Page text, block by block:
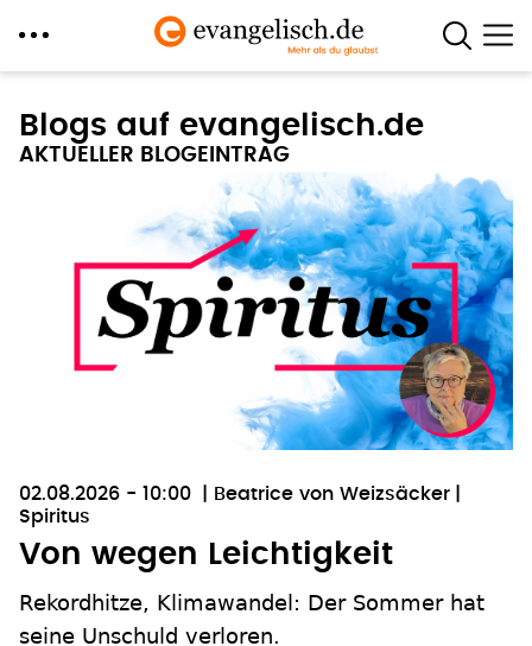
zum
Inhalt
Blogs auf evangelisch.de
AKTUELLER BLOGEINTRAG
02.08.2026 - 10:00
Beatrice von Weizsäcker
Spiritus
Von wegen Leichtigkeit
Rekordhitze, Klimawandel: Der Sommer hat
seine Unschuld verloren.